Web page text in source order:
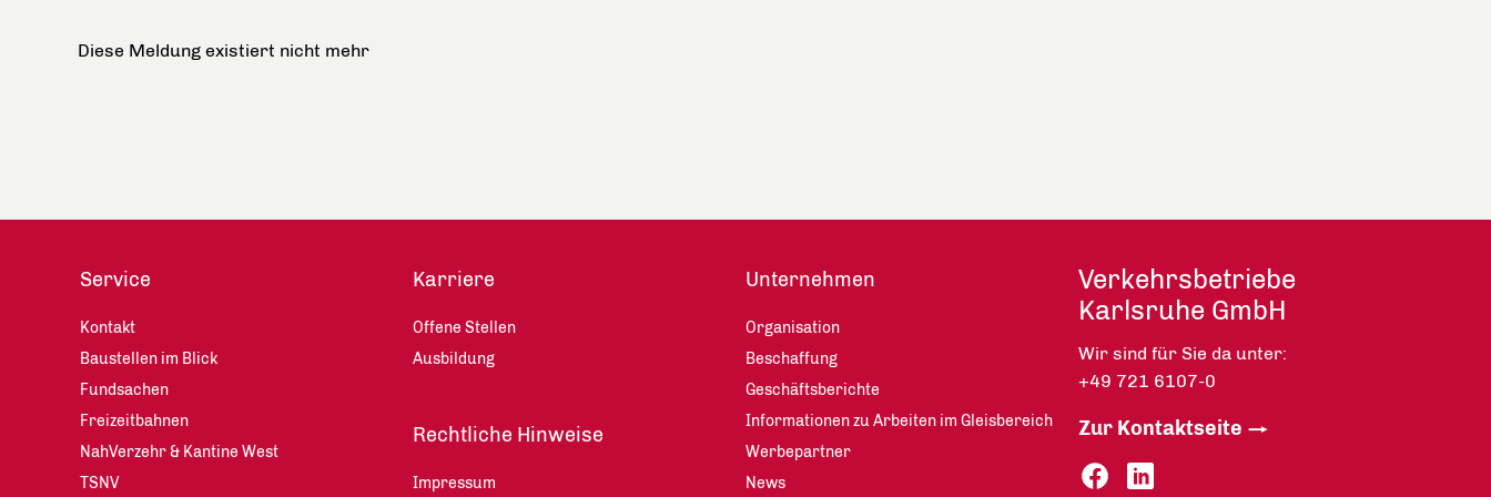
Diese Meldung existiert nicht mehr
Service
Kontakt
Baustellen im Blick
Fundsachen
Freizeitbahnen
NahVerzehr & Kantine West
TSNV
Karriere
Offene Stellen
Ausbildung
Rechtliche Hinweise
Impressum
Unternehmen
Organisation
Beschaffung
Geschäftsberichte
Informationen zu Arbeiten im Gleisbereich
Werbepartner
News
Verkehrsbetriebe
Karlsruhe GmbH
Wir sind für Sie da unter:
+49 721 6107-0
Zur Kontaktseite